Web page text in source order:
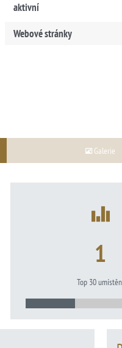
aktivní
Webové stránky
Galerie
1
Top 30